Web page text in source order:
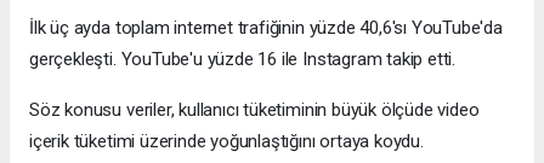
İlk üç ayda toplam internet trafiğinin yüzde 40,6'sı YouTube'da
gerçekleşti. YouTube'u yüzde 16 ile Instagram takip etti.
Söz konusu veriler, kullanıcı tüketiminin büyük ölçüde video
içerik tüketimi üzerinde yoğunlaştığını ortaya koydu.